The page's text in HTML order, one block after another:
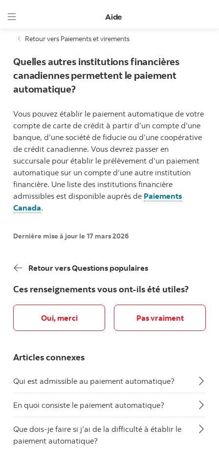
Aide
Retour vers Paiements et virements
Quelles autres institutions financières
canadiennes permettent le paiement
automatique?
Vous pouvez établir le paiement automatique de votre
compte de carte de crédit à partir d’un compte d’une
banque, d’une société de fiducie ou d’une coopérative
de crédit canadienne. Vous devrez passer en
succursale pour établir le prélèvement d’un paiement
automatique sur un compte d’une autre institution
financière. Une liste des institutions financière
admissibles est disponible auprès de Paiements
Canada.
Dernière mise à jour le 17 mars 2026
Retour vers Questions populaires
Ces renseignements vous ont-ils été utiles?
Oui, merci Pas vraiment
Articles connexes
Qui est admissible au paiement automatique?
En quoi consiste le paiement automatique?
Que dois-je faire si j’ai de la difficulté à établir le
paiement automatique?